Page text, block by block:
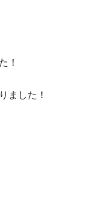
！
ました！